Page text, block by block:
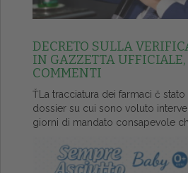
DECRETO SULLA
IN GAZZETTA
COMMENTI
ŤLa tracciatura dei farmaci č
dossier su cui sono voluto
giorni di mandato consapevole